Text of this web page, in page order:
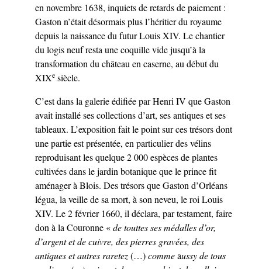
en novembre 1638, inquiets de retards de paiement :
Gaston n’était désormais plus l’héritier du royaume
depuis la naissance du futur Louis XIV. Le chantier
du logis neuf resta une coquille vide jusqu’à la
transformation du château en caserne, au début du
XIXe siècle.
C’est dans la galerie édifiée par Henri IV que Gaston
avait installé ses collections d’art, ses antiques et ses
tableaux. L’exposition fait le point sur ces trésors dont
une partie est présentée, en particulier des vélins
reproduisant les quelque 2 000 espèces de plantes
cultivées dans le jardin botanique que le prince fit
aménager à Blois. Des trésors que Gaston d’Orléans
légua, la veille de sa mort, à son neveu, le roi Louis
XIV. Le 2 février 1660, il déclara, par testament, faire
don à la Couronne «de touttes ses médalles d’or,
d’argent et de cuivre, des pierres gravées, des
antiqueset autres raretez(…)commeaussy de tous